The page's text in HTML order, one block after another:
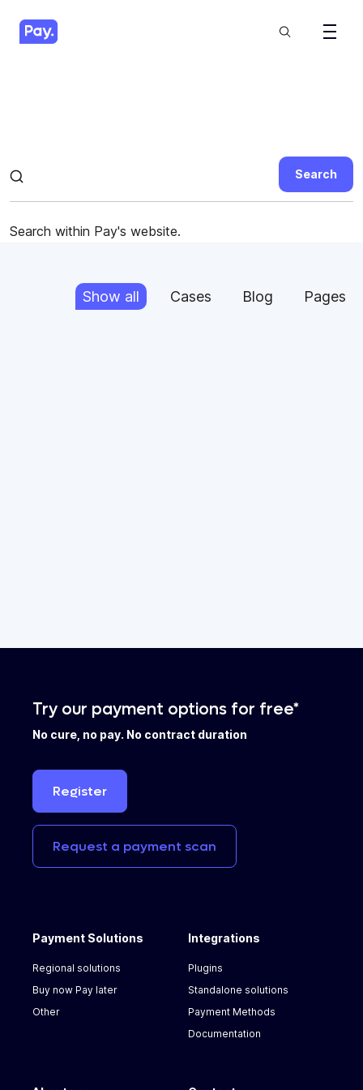
Search
Search within Pay's website.
Show all Cases Blog Pages
Try our payment options for free*
No cure, no pay. No contract duration
Register
Request a payment scan
Payment Solutions
Regional solutions
Buy now Pay later
Other
Integrations
Plugins
Standalone solutions
Payment Methods
Documentation